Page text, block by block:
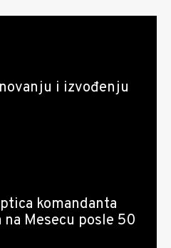
i izvođenju
komandanta
na Mesecu posle 50